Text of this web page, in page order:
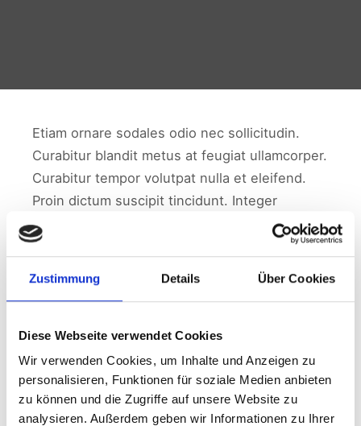
Zustimmung Details Über Cookies
Diese Webseite verwendet Cookies
Wir verwenden Cookies, um Inhalte und Anzeigen zu
personalisieren, Funktionen für soziale Medien anbieten
zu können und die Zugriffe auf unsere Website zu
analysieren. Außerdem geben wir Informationen zu Ihrer
Etiam ornare sodales odio nec sollicitudin.
Curabitur blandit metus at feugiat ullamcorper.
Curabitur tempor volutpat nulla et eleifend.
Proin dictum suscipit tincidunt. Integer
fermentum accumsan ipsum. Nulla nulla
lectus, laoreet ac sem et, viverra interdum
odio. Vestibulum porttitor dolor in consequat
commodo. Vestibulum ante ipsum primis in
Curae; Suspendisse at luctus velit.
Maecenas sit amet odio quis est cursus cursus.
Aenean bibendum gravida lacus in auctor. Morbi a
nulla metus. Curabitur sed volutpat justo, a pulvinar